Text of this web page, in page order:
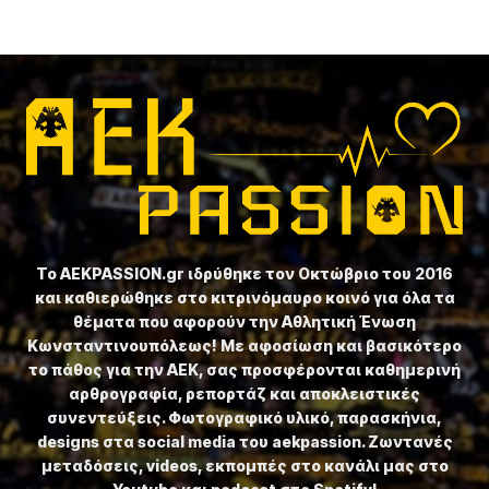
Το ⁦AEKPASSION.gr⁩ ιδρύθηκε τον Οκτώβριο του 2016
και καθιερώθηκε στο κιτρινόμαυρο κοινό για όλα τα
θέματα που αφορούν την Αθλητική Ένωση
Κωνσταντινουπόλεως! Με αφοσίωση και βασικότερο
το πάθος για την ΑΕΚ, σας προσφέρονται καθημερινή
αρθρογραφία, ρεπορτάζ και αποκλειστικές
συνεντεύξεις. Φωτογραφικό υλικό, παρασκήνια,
designs στα social media του aekpassion. Ζωντανές
μεταδόσεις, videos, εκπομπές στο κανάλι μας στο